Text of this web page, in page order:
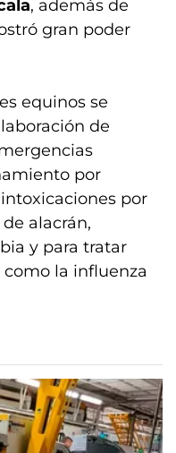
, además de
gran poder
equinos se
de
por
por
alacrán,
y para tratar
la influenza